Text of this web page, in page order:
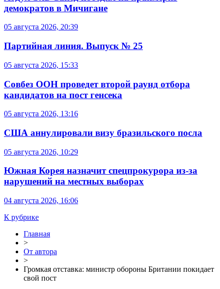
демократов в Мичигане
05 августа 2026, 20:39
Партийная линия. Выпуск № 25
05 августа 2026, 15:33
Совбез ООН проведет второй раунд отбора
кандидатов на пост генсека
05 августа 2026, 13:16
США аннулировали визу бразильского посла
05 августа 2026, 10:29
Южная Корея назначит спецпрокурора из-за
нарушений на местных выборах
04 августа 2026, 16:06
К рубрике
Главная
>
От автора
>
Громкая отставка: министр обороны Британии покидает
свой пост